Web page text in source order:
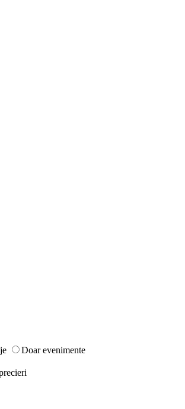
Doar evenimente